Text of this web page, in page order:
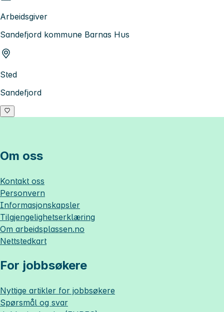
Arbeidsgiver
Sandefjord kommune Barnas Hus
Sted
Sandefjord
Om oss
Kontakt oss
Personvern
Informasjonskapsler
Tilgjengelighetserklæring
Om arbeidsplassen.no
Nettstedkart
For jobbsøkere
Nyttige artikler for jobbsøkere
Spørsmål og svar